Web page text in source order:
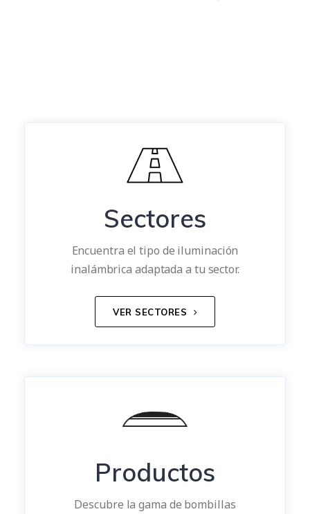
Sectores
Encuentra el tipo de iluminación
inalámbrica adaptada a tu sector.
VER SECTORES
Productos
Descubre la gama de bombillas